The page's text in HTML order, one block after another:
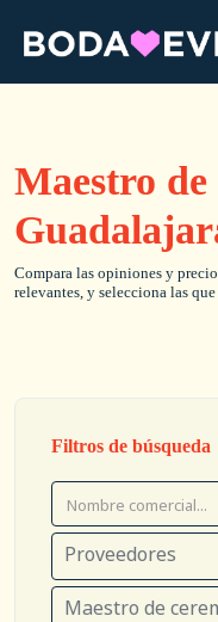
Maestro de
Compara las opiniones y
relevantes, y selecciona las
Filtros de búsqueda
Proveedores
Maestro de